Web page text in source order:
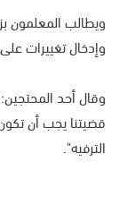
ويطالب المعلمون
وإدخال تغييرات
وقال أحد
قضيتنا يجب أن
الترفيه".